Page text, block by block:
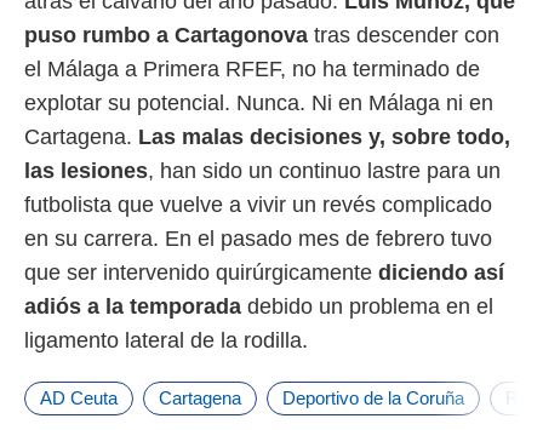
de
uso de
con el
e
publicidad
publicidad
de
puso rumbo a Cartagonova tras descender con
el Málaga a Primera RFEF, no ha terminado de
explotar su potencial. Nunca. Ni en Málaga ni en
Cartagena. Las malas decisiones y, sobre todo,
las lesiones, han sido un continuo lastre para un
futbolista que vuelve a vivir un revés complicado
en su carrera. En el pasado mes de febrero tuvo
que ser intervenido quirúrgicamente diciendo así
adiós a la temporada debido un problema en el
ligamento lateral de la rodilla.
AD Ceuta Cartagena Deportivo de la Coruña